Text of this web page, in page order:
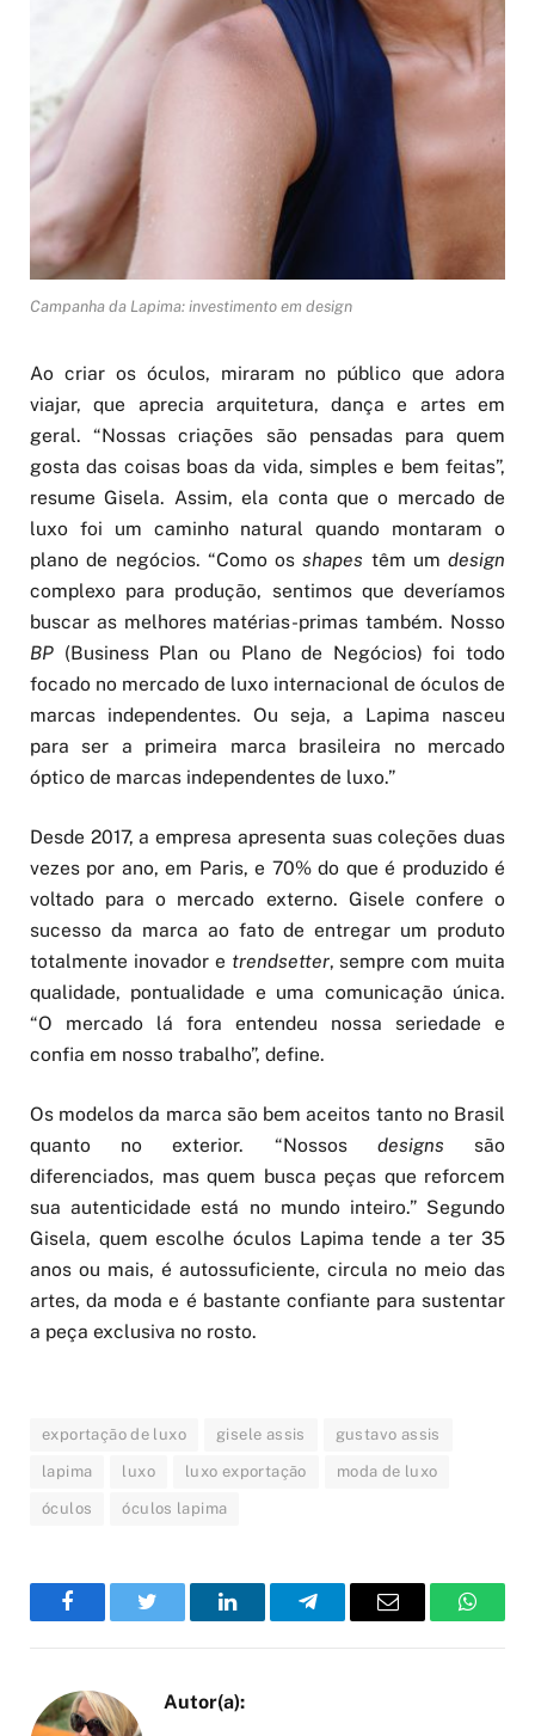
Campanha da Lapima: investimento em design
Ao criar os óculos, miraram no público que adora
viajar, que aprecia arquitetura, dança e artes em
geral. “Nossas criações são pensadas para quem
gosta das coisas boas da vida, simples e bem feitas”,
resume Gisela. Assim, ela conta que o mercado de
luxo foi um caminho natural quando montaram o
plano de negócios. “Como osshapes têm um design
complexo para produção, sentimos que deveríamos
buscar as melhores matérias-primas também. Nosso
BP (Business Plan ou Plano de Negócios) foi todo
focado no mercado de luxo internacional de óculos de
marcas independentes. Ou seja, a Lapima nasceu
para ser a primeira marca brasileira no mercado
óptico de marcas independentes de luxo.”
Desde 2017, a empresa apresenta suas coleções duas
vezes por ano, em Paris, e 70% do que é produzido é
voltado para o mercado externo. Gisele confere o
sucesso da marca ao fato de entregar um produto
totalmente inovador e trendsetter, sempre com muita
qualidade, pontualidade e uma comunicação única.
“O mercado lá fora entendeu nossa seriedade e
confia em nosso trabalho”, define.
Os modelos da marca são bem aceitos tanto no Brasil
quanto no exterior. “Nossos designs são
diferenciados, mas quem busca peças que reforcem
sua autenticidade está no mundo inteiro.” Segundo
Gisela, quem escolhe óculos Lapima tende a ter 35
anos ou mais, é autossuficiente, circula no meio das
artes, da moda e é bastante confiante para sustentar
a peça exclusiva no rosto.
exportação de luxo gisele assis gustavo assis
lapima luxo luxo exportação moda de luxo
óculos óculos lapima
FacebookTwitter LinkedInTelegramEmail